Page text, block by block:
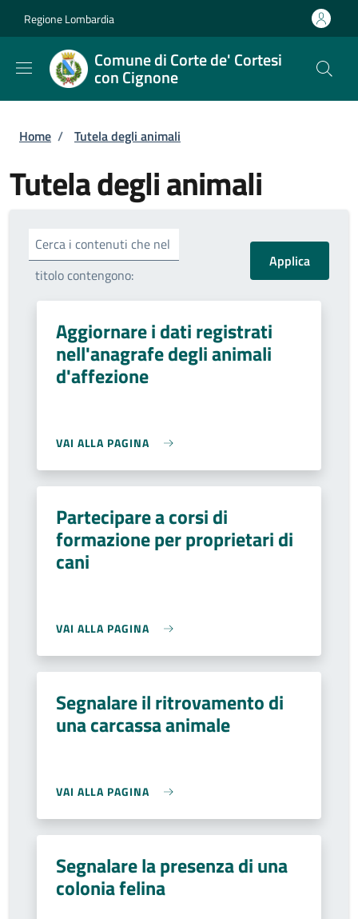
Regione Lombardia
Comune di Corte de' Cortesi
con Cignone
Briciole di pane
Home / Tutela degli animali
Tutela degli animali
Cerca i contenuti che nel
titolo contengono:
Aggiornare i dati registrati
nell'anagrafe degli animali
d'affezione
VAI ALLA PAGINA
Partecipare a corsi di
formazione per proprietari di
cani
VAI ALLA PAGINA
Segnalare il ritrovamento di
una carcassa animale
VAI ALLA PAGINA
Segnalare la presenza di una
colonia felina